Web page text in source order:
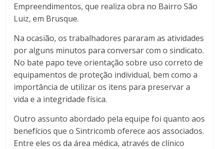
Empreendimentos, que realiza obra no Bairro São
Luiz, em Brusque.
Na ocasião, os trabalhadores pararam as atividades
por alguns minutos para conversar com o sindicato.
No bate papo teve orientação sobre uso correto de
equipamentos de proteção individual, bem como a
importância de utilizar os itens para preservar a
vida e a integridade física.
Outro assunto abordado pela equipe foi quanto aos
benefícios que o Sintricomb oferece aos associados.
Entre eles os da área médica, através de clínico